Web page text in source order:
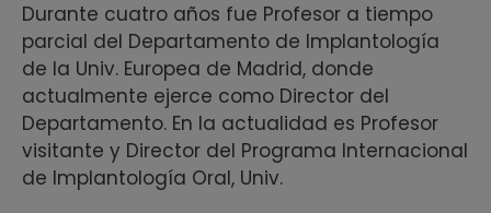
Durante cuatro años fue Profesor a tiempo
parcial del Departamento de Implantología
de la Univ. Europea de Madrid, donde
actualmente ejerce como Director del
Departamento. En la actualidad es Profesor
visitante y Director del Programa Internacional
de Implantología Oral, Univ.